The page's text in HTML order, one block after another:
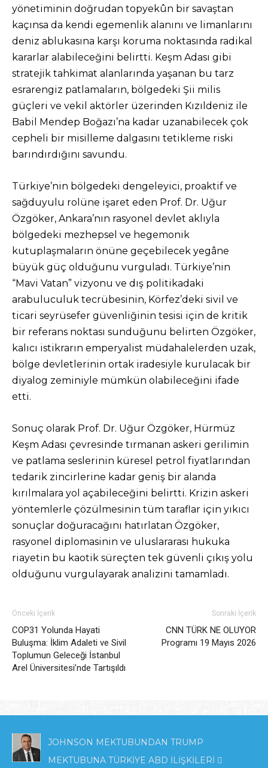
yönetiminin doğrudan topyekûn bir savaştan
kaçınsa da kendi egemenlik alanını ve limanlarını
deniz ablukasına karşı koruma noktasında radikal
kararlar alabileceğini belirtti. Keşm Adası gibi
stratejik tahkimat alanlarında yaşanan bu tarz
esrarengiz patlamaların, bölgedeki Şii milis
güçleri ve vekil aktörler üzerinden Kızıldeniz ile
Babil Mendep Boğazı’na kadar uzanabilecek çok
cepheli bir misilleme dalgasını tetikleme riski
barındırdığını savundu.
Türkiye’nin bölgedeki dengeleyici, proaktif ve
sağduyulu rolüne işaret eden Prof. Dr. Uğur
Özgöker, Ankara’nın rasyonel devlet aklıyla
bölgedeki mezhepsel ve hegemonik
kutuplaşmaların önüne geçebilecek yegâne
büyük güç olduğunu vurguladı. Türkiye’nin
“Mavi Vatan” vizyonu ve dış politikadaki
arabuluculuk tecrübesinin, Körfez’deki sivil ve
ticari seyrüsefer güvenliğinin tesisi için de kritik
bir referans noktası sunduğunu belirten Özgöker,
kalıcı istikrarın emperyalist müdahalelerden uzak,
bölge devletlerinin ortak iradesiyle kurulacak bir
diyalog zeminiyle mümkün olabileceğini ifade
etti.
Sonuç olarak Prof. Dr. Uğur Özgöker, Hürmüz
Keşm Adası çevresinde tırmanan askeri gerilimin
ve patlama seslerinin küresel petrol fiyatlarından
tedarik zincirlerine kadar geniş bir alanda
kırılmalara yol açabileceğini belirtti. Krizin askeri
yöntemlerle çözülmesinin tüm taraflar için yıkıcı
sonuçlar doğuracağını hatırlatan Özgöker,
rasyonel diplomasinin ve uluslararası hukuka
riayetin bu kaotik süreçten tek güvenli çıkış yolu
olduğunu vurgulayarak analizini tamamladı.
Önceki İçerik
COP31 Yolunda Hayati
Buluşma: İklim Adaleti ve Sivil
Toplumun Geleceği İstanbul
Arel Üniversitesi’nde Tartışıldı
Sonraki İçerik
CNN TÜRK NE OLUYOR
Programı 19 Mayıs 2026
JOHNSON MEKTUBUNDAN TRUMP
MEKTUBUNA TÜRKİYE ABD İLİŞKİLERİ 